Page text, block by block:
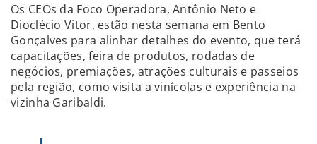
Os CEOs da Foco Operadora, Antônio Neto e
Dioclécio Vitor, estão nesta semana em Bento
Gonçalves para alinhar detalhes do evento, que terá
capacitações, feira de produtos, rodadas de
negócios, premiações, atrações culturais e passeios
pela região, como visita a vinícolas e experiência na
vizinha Garibaldi.